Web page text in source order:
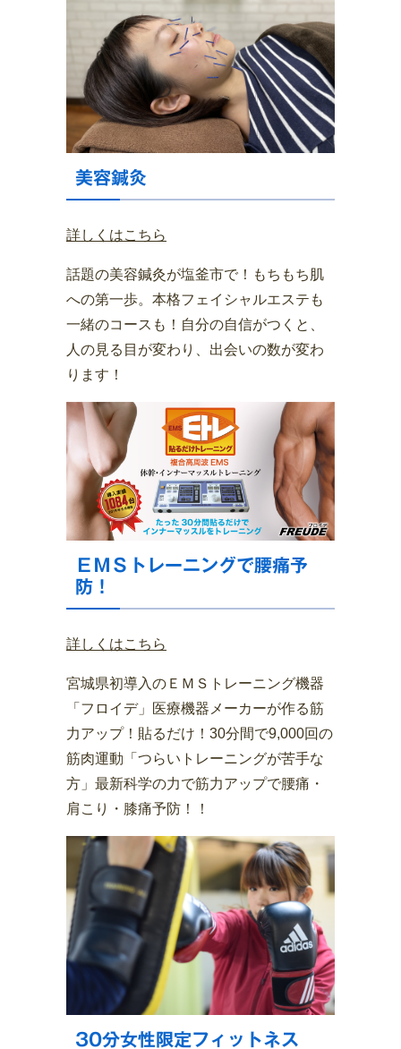
美容鍼灸
詳しくはこちら
話題の美容鍼灸が塩釜市で！もちもち肌
への第一歩。本格フェイシャルエステも
一緒のコースも！自分の自信がつくと、
人の見る目が変わり、出会いの数が変わ
ります！
ＥＭＳトレーニングで腰痛予
防！
詳しくはこちら
宮城県初導入のＥＭＳトレーニング機器
「フロイデ」医療機器メーカーが作る筋
力アップ！貼るだけ！30分間で9,000回の
筋肉運動「つらいトレーニングが苦手な
方」最新科学の力で筋力アップで腰痛・
肩こり・膝痛予防！！
30分女性限定フィットネス